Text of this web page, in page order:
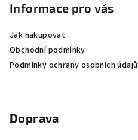
Informace pro vás
Jak nakupovat
Obchodní podmínky
Podmínky ochrany osobních údajů
Doprava